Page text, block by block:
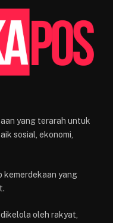
yang terarah untuk
sosial, ekonomi,
kemerdekaan yang
oleh rakyat,